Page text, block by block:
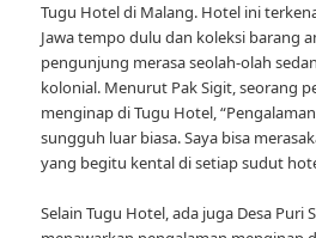
Tugu Hotel di Malang. Hotel ini
Jawa tempo dulu dan koleksi barang
pengunjung merasa seolah-olah
kolonial. Menurut Pak Sigit, seorang
menginap di Tugu Hotel,
sungguh luar biasa. Saya bisa
yang begitu kental di setiap sudut
Selain Tugu Hotel, ada juga Desa Puri